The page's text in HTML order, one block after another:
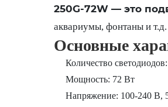
250G-72W — это
аквариумы, фонтаны и
Основные
Количество
Мощность: 72 Вт
Напряжение: 100-240 В,